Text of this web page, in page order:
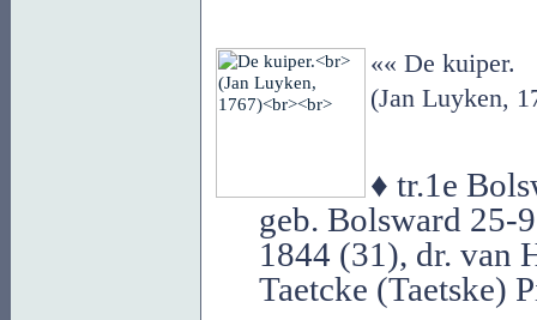
«« De kuiper.
(Jan Luyken,
♦ tr.1e
geb. Bolsward 25-
1844 (31), dr. van
Taetcke (Taetske)